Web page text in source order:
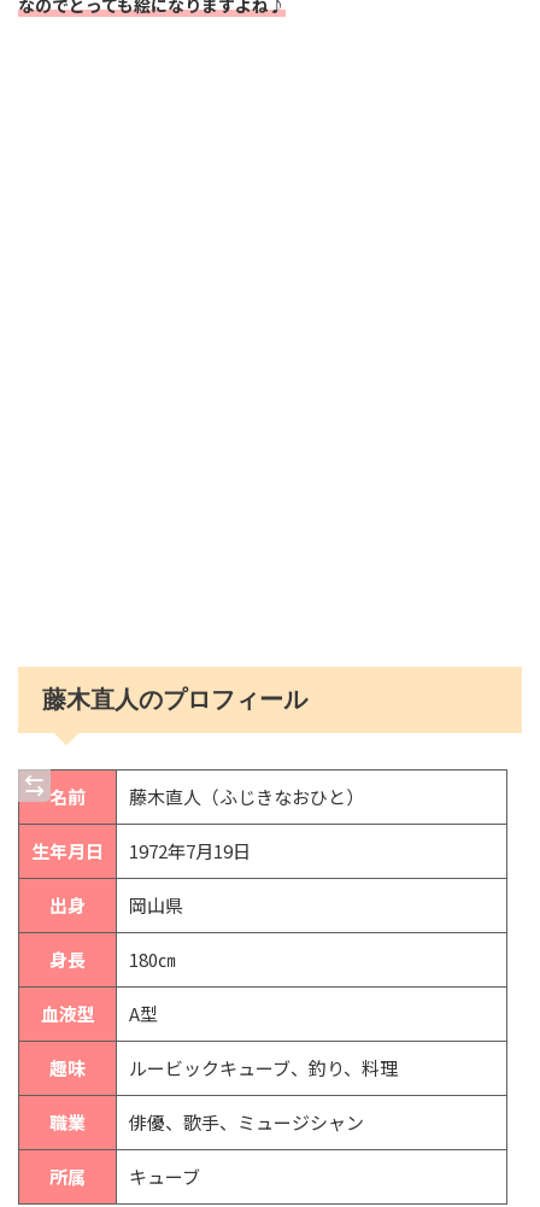
なのでとっても絵になりますよね♪
藤木直人のプロフィール
名前 藤木直人（ふじきなおひと）
生年月日 1972年7月19日
出身 岡山県
身長 180㎝
血液型 A型
趣味 ルービックキューブ、釣り、料理
職業 俳優、歌手、ミュージシャン
所属 キューブ